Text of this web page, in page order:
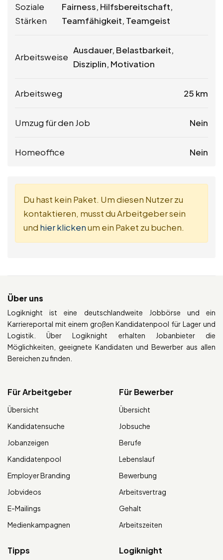
Soziale
Stärken
Fairness, Hilfsbereitschaft,
Teamfähigkeit, Teamgeist
Arbeitsweise
Ausdauer, Belastbarkeit,
Disziplin, Motivation
Arbeitsweg 25 km
Umzug für den Job Nein
Homeoffice Nein
Du hast kein Paket. Um diesen Nutzer zu
kontaktieren, musst du Arbeitgeber sein
und hier klickenum ein Paket zu buchen.
Über uns
Logiknight ist eine deutschlandweite Jobbörse und ein
Karriereportal mit einem großen Kandidatenpool für Lager und
Logistik. Über Logiknight erhalten Jobanbieter die
Möglichkeiten, geeignete Kandidaten und Bewerber aus allen
Bereichen zu finden.
Für Arbeitgeber
Übersicht
Kandidatensuche
Jobanzeigen
Kandidatenpool
Employer Branding
Jobvideos
E-Mailings
Medienkampagnen
Für Bewerber
Übersicht
Jobsuche
Berufe
Lebenslauf
Bewerbung
Arbeitsvertrag
Gehalt
Arbeitszeiten
Tipps Logiknight